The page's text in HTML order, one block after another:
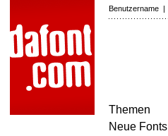
Benutzername |
Themen
Neue Fonts